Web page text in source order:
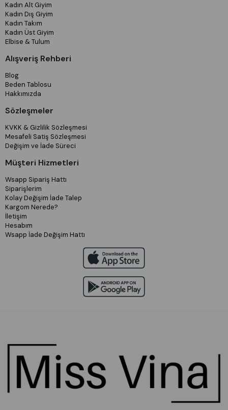
Kadın Alt Giyim
Kadın Dış Giyim
Kadın Takım
Kadın Üst Giyim
Elbise & Tulum
Alışveriş Rehberi
Blog
Beden Tablosu
Hakkımızda
Sözleşmeler
KVKK & Gizlilik Sözleşmesi
Mesafeli Satiş Sözleşmesi
Değişim ve İade Süreci
Müşteri Hizmetleri
Wsapp Sipariş Hattı
Siparişlerim
Kolay Değişim İade Talep
Kargom Nerede?
İletişim
Hesabım
Wsapp İade Değişim Hattı